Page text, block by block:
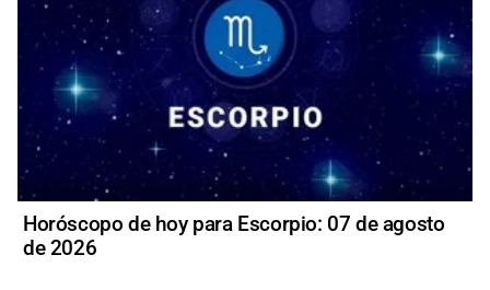
Horóscopo de hoy para Escorpio: 07 de agosto
de 2026